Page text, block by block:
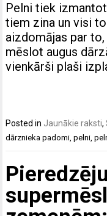
Pelni tiek
tiem zina un visi
aizdomājas par
mēslot augus
vienkārši plaši
Posted in Jaunākie raksti,
dārznieka padomi,pelni,